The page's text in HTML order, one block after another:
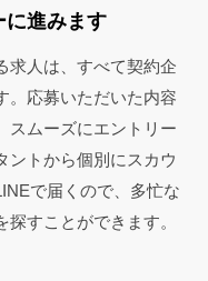
に進みます
求人は、すべて契約企
。応募いただいた内容
スムーズにエントリー
ントから個別にスカウ
で届くので、多忙な
すことができます。